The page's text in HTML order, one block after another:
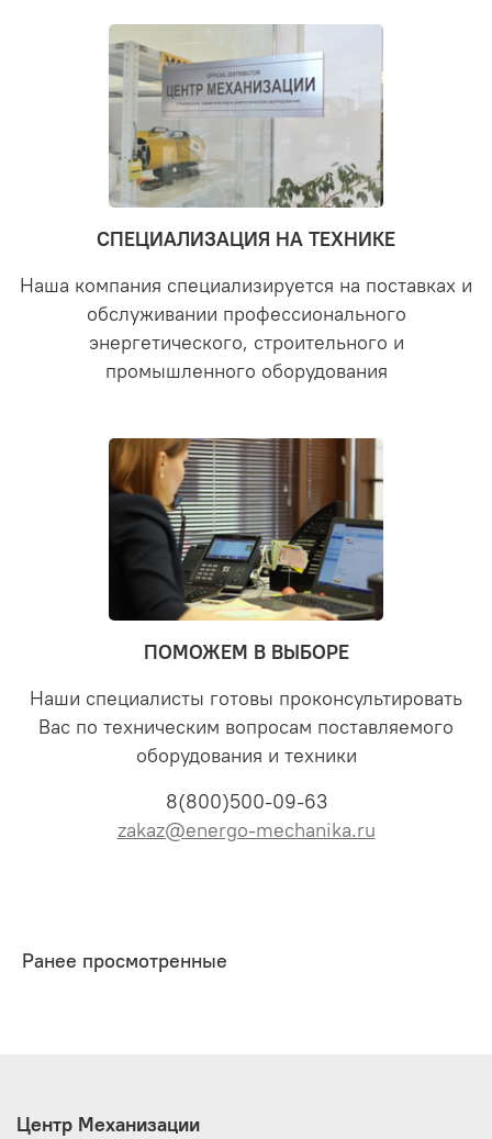
СПЕЦИАЛИЗАЦИЯ НА ТЕХНИКЕ
Наша компания специализируется на поставках и
обслуживании профессионального
энергетического, строительного и
промышленного оборудования
ПОМОЖЕМ В ВЫБОРЕ
Наши специалисты готовы проконсультировать
Вас по техническим вопросам поставляемого
оборудования и техники
8(800)500-09-63
zakaz@energo-mechanika.ru
Ранее просмотренные
Центр Механизации